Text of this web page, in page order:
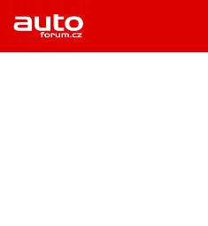
Home
Rubriky